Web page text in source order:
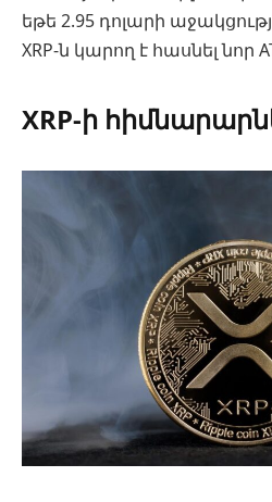
եթե 2.95 դոլարի
XRP-ն կարող է հասնել նոր
XRP-ի